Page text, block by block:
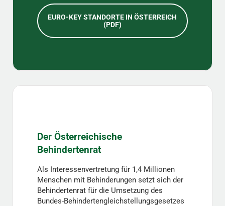
EURO-KEY STANDORTE IN ÖSTERREICH
(PDF)
Der Österreichische
Behindertenrat
Als Interessenvertretung für 1,4 Millionen
Menschen mit Behinderungen setzt sich der
Behindertenrat für die Umsetzung des
Bundes-Behindertengleichstellungsgesetzes